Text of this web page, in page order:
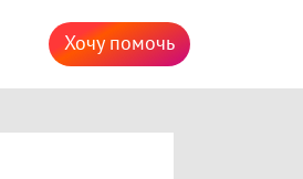
Хочу помочь